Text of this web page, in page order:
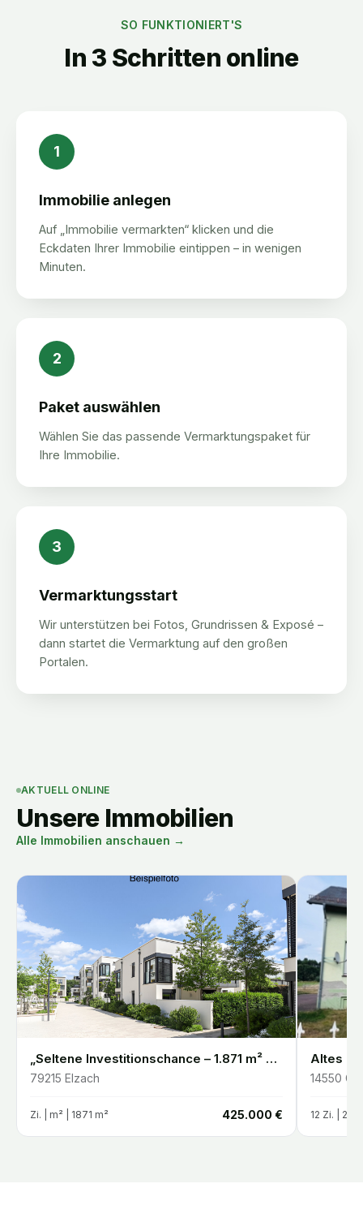
SO FUNKTIONIERT'S
In 3 Schritten online
1
Immobilie anlegen
Auf „Immobilie vermarkten“ klicken und die
Eckdaten Ihrer Immobilie eintippen – in wenigen
Minuten.
2
Paket auswählen
Wählen Sie das passende Vermarktungspaket für
Ihre Immobilie.
3
Vermarktungsstart
Wir unterstützen bei Fotos, Grundrissen & Exposé –
dann startet die Vermarktung auf den großen
Portalen.
AKTUELL ONLINE
Unsere Immobilien
Alle Immobilien anschauen →
„Seltene Investitionschance – 1.871 m² Entwicklungsgrundstück in Elzach-Oberprechtal“
79215 Elzach
Zi. | m² | 1871 m² 425.000 €
14550
12 Zi. | 200